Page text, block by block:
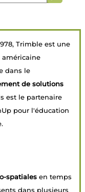
Trimble est une
américaine
dans le
de solutions
est le partenaire
pour l'éducation
spatiales en temps
dans plusieurs